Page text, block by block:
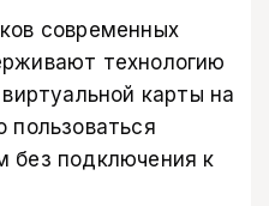
современных
технологию
карты на
пользоваться
без подключения к